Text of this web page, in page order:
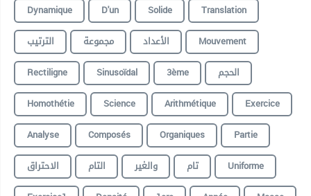
Dynamique
D'un Solide
Translation
الترتيب
مجموعة الأعداد
Mouvement
Rectiligne
Sinusoïdal 3ème
الحجم
Homothétie
Science Arithmétique
Exercice
Analyse
Composés Organiques
Partie
الاحتراق
التام والغير تام
Uniforme